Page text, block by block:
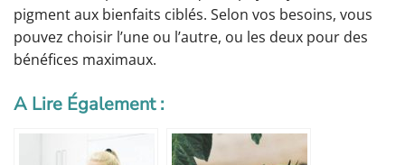
pigment aux bienfaits ciblés. Selon vos besoins, vous
pouvez choisir l’une ou l’autre, ou les deux pour des
bénéfices maximaux.
A Lire Également :